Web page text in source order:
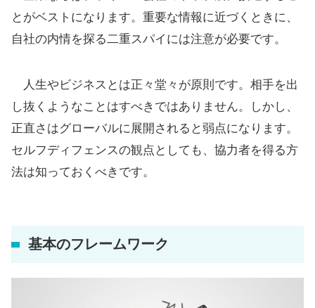
とがベストになります。重要な情報に近づくときに、
自社の内情を探る二重スパイには注意が必要です。
人生やビジネスとは正々堂々が原則です。相手を出
し抜くようなことはすべきではありません。しかし、
正直さはグローバルに展開されると弱点になります。
セルフディフェンスの観点としても、協力者を得る方
法は知っておくべきです。
基本のフレームワーク